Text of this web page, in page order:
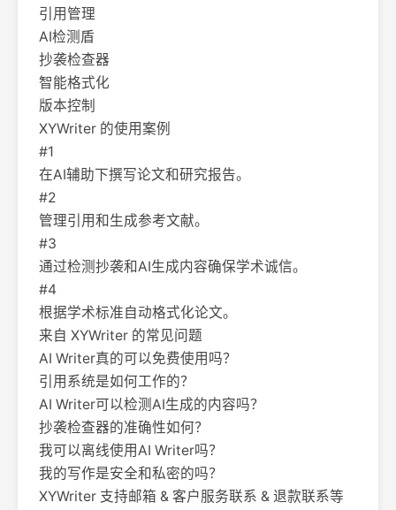
引用管理
AI检测盾
抄袭检查器
智能格式化
版本控制
XYWriter 的使用案例
#1
在AI辅助下撰写论文和研究报告。
#2
管理引用和生成参考文献。
#3
通过检测抄袭和AI生成内容确保学术诚信。
#4
根据学术标准自动格式化论文。
来自 XYWriter 的常见问题
AI Writer真的可以免费使用吗？
引用系统是如何工作的？
AI Writer可以检测AI生成的内容吗？
抄袭检查器的准确性如何？
我可以离线使用AI Writer吗？
我的写作是安全和私密的吗？
XYWriter 支持邮箱 & 客户服务联系 & 退款联系等